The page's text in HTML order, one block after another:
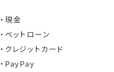
・現金
・ペットローン
・クレジットカード
・PayPay